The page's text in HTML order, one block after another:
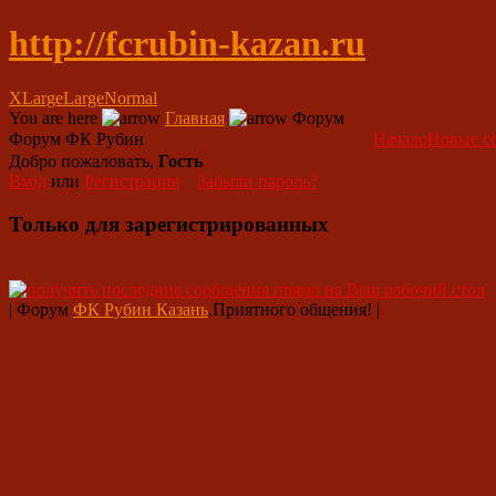
http://fcrubin-kazan.ru
XLargeLargeNormal
You are here
Главная
Форум
Форум ФК Рубин
НачалоНовые
Добро пожаловать, Гость
Вход или Регистрация Забыли пароль?
Только для зарегистрированных
| Форум ФК Рубин Казань.Приятного общения! |